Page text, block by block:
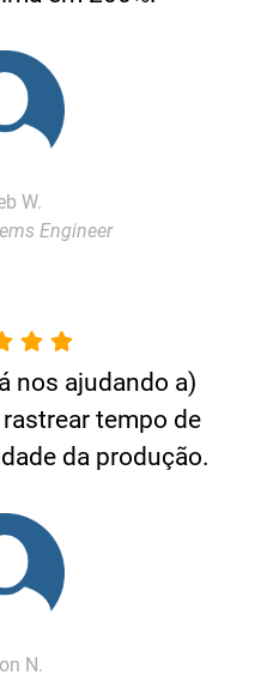
W.
Engineer
nos ajudando a)
tempo de
da produção.
N.